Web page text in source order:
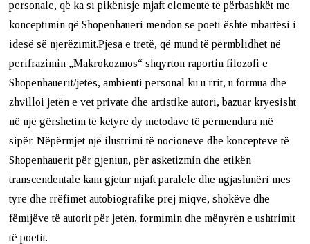
personale, që ka si pikënisje mjaft elementë të përbashkët me
konceptimin që Shopenhaueri mendon se poeti është mbartësi i
idesë së njerëzimit.Pjesa e tretë, që mund të përmblidhet në
perifrazimin „Makrokozmos“ shqyrton raportin filozofi e
Shopenhauerit/jetës, ambienti personal ku u rrit, u formua dhe
zhvilloi jetën e vet private dhe artistike autori, bazuar kryesisht
në një gërshetim të këtyre dy metodave të përmendura më
sipër. Nëpërmjet një ilustrimi të nocioneve dhe koncepteve të
Shopenhauerit për gjeniun, për asketizmin dhe etikën
transcendentale kam gjetur mjaft paralele dhe ngjashmëri mes
tyre dhe rrëfimet autobiografike prej miqve, shokëve dhe
fëmijëve të autorit për jetën, formimin dhe mënyrën e ushtrimit
të poetit.